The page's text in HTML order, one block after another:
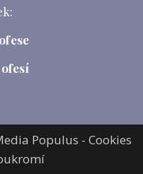
Populus - Cookies